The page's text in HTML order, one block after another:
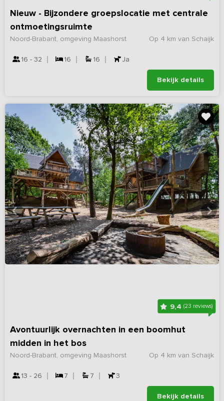
Nieuw - Bijzondere groepslocatie met centrale
ontmoetingsruimte
Op 4 km van Schaijk
Noord-Brabant, omgeving Maashorst
16 - 32 16 16 Ja
Bekijk details
9,4 (23 reviews)
Avontuurlijk overnachten in een boomhut
midden in het bos
Op 4 km van Schaijk
Noord-Brabant, omgeving Maashorst
13 - 26 7 7 3
Bekijk details